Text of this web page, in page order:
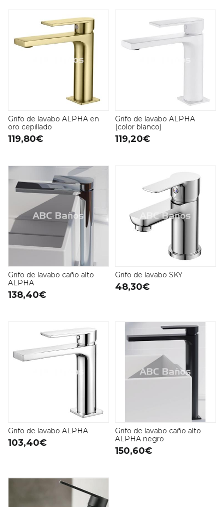
Grifo de lavabo ALPHA en
oro cepillado
119,80€
Grifo de lavabo ALPHA
(color blanco)
119,20€
Grifo de lavabo caño alto
ALPHA
138,40€
Grifo de lavabo SKY
48,30€
Grifo de lavabo ALPHA
103,40€
Grifo de lavabo caño alto
ALPHA negro
150,60€